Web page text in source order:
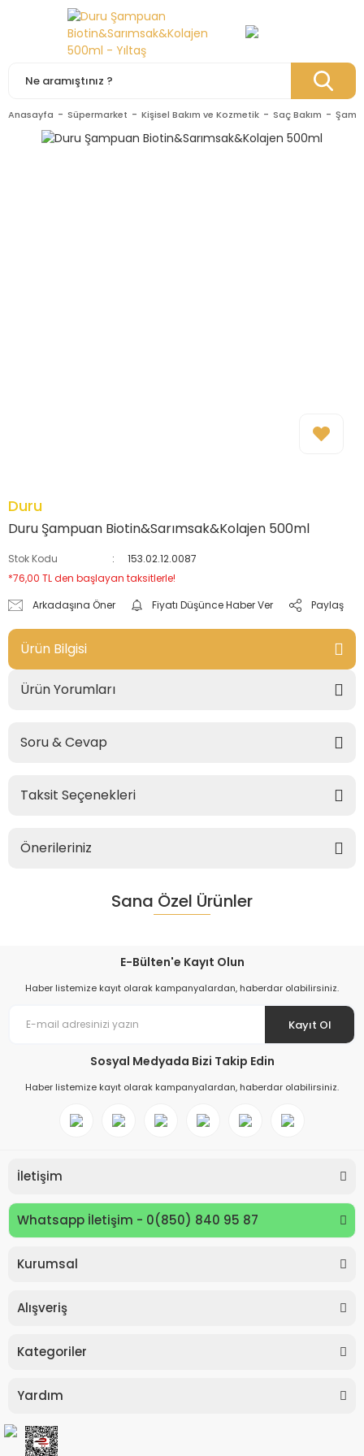
Anasayfa Süpermarket Kişisel Bakım ve Kozmetik Saç Bakım
Duru
Duru Şampuan Biotin&Sarımsak&Kolajen 500ml
Stok Kodu
153.02.12.0087
*76,00 TL den başlayan taksitlerle!
Arkadaşına Öner
Fiyatı Düşünce Haber Ver Paylaş
Ürün Bilgisi
Ürün Yorumları
Soru & Cevap
Taksit Seçenekleri
Önerileriniz
Sana Özel Ürünler
E-Bülten'e Kayıt Olun
Haber listemize kayıt olarak kampanyalardan, haberdar olabilirsiniz.
Kayıt Ol
Sosyal Medyada Bizi Takip Edin
Haber listemize kayıt olarak kampanyalardan, haberdar olabilirsiniz.
İletişim
Whatsapp İletişim - 0(850) 840 95 87
Kurumsal
Alışveriş
Kategoriler
Yardım